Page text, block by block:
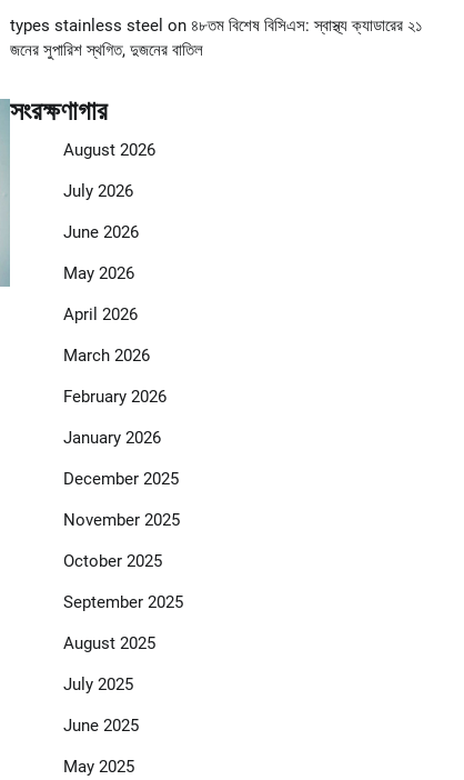
types stainless steel on ৪৮তম বিশেষ বিসিএস: স্বাস্থ্য ক্যাডারের ২১
জনের সুপারিশ স্থগিত, দুজনের বাতিল
সংরক্ষণাগার
August 2026
July 2026
June 2026
May 2026
April 2026
March 2026
February 2026
January 2026
December 2025
November 2025
October 2025
September 2025
August 2025
July 2025
June 2025
May 2025